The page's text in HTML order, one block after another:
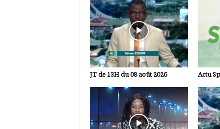
JT de 13H du 08 août 2026 Actu